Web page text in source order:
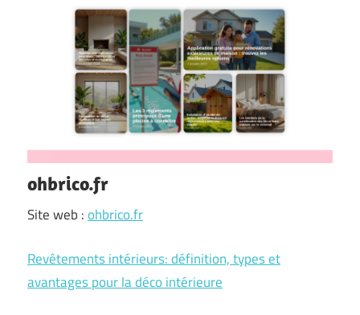
ohbrico.fr
Site web :ohbrico.fr
Revêtements intérieurs: définition, types et
avantages pour la déco intérieure